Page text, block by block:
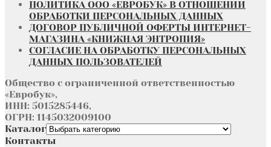
ПОЛИТИКА ООО «ЕВРОБУК» В ОТНОШЕНИИ
ОБРАБОТКИ ПЕРСОНАЛЬНЫХ ДАННЫХ
ДОГОВОР ПУБЛИЧНОЙ ОФЕРТЫ ИНТЕРНЕТ-
МАГАЗИНА «КНИЖНАЯ ЭНТРОПИЯ»
СОГЛАСИЕ НА ОБРАБОТКУ ПЕРСОНАЛЬНЫХ
ДАННЫХ ПОЛЬЗОВАТЕЛЕЙ
Общество с ограниченной ответственностью
«Евробук»,
ИНН: 5015285446,
ОГРН: 1145032009100
Каталог
Контакты